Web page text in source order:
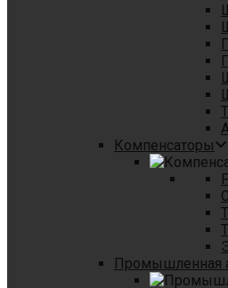
Компенсаторы
Промышленная